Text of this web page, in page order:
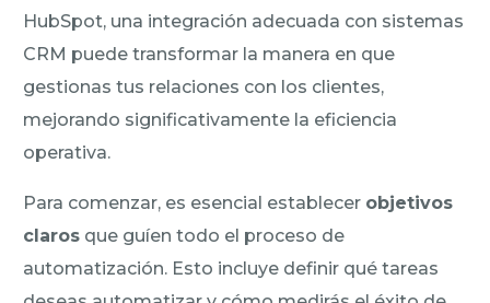
HubSpot, una integración adecuada con sistemas
CRM puede transformar la manera en que
gestionas tus relaciones con los clientes,
mejorando significativamente la eficiencia
operativa.
Para comenzar, es esencial establecer objetivos
claros que guíen todo el proceso de
automatización. Esto incluye definir qué tareas